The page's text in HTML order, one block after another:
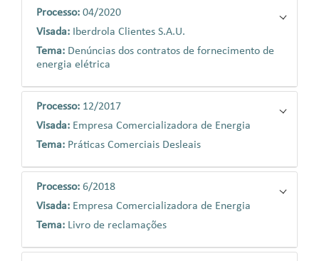
Processo: 04/2020
Visada:
Iberdrola Clientes S.A.U.
Tema: Denúncias dos contratos de fornecimento de
energia elétrica
Processo: 12/2017
Visada: Empresa Comercializadora de Energia
Tema: Práticas Comerciais Desleais
Processo: 6/2018
Visada: Empresa Comercializadora de Energia
Tema: Livro de reclamações